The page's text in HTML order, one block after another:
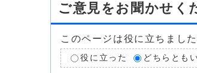
ご意見をお聞かせく
このページは役に立ちました
役に立った どちらとも